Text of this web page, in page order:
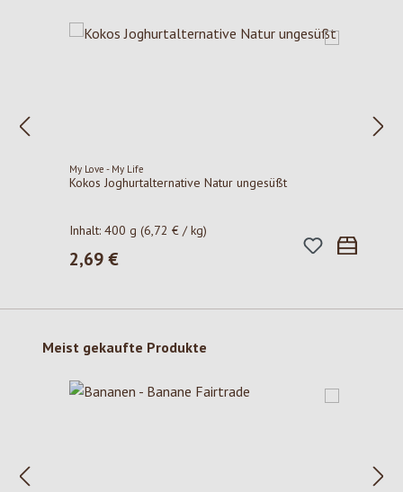
My Love - My Life
Kokos Joghurtalternative Natur ungesüßt
Inhalt:400 g(6,72 € / kg)
Regulärer Preis:
2,69 €
Produktgalerie überspringen
Meist gekaufte Produkte